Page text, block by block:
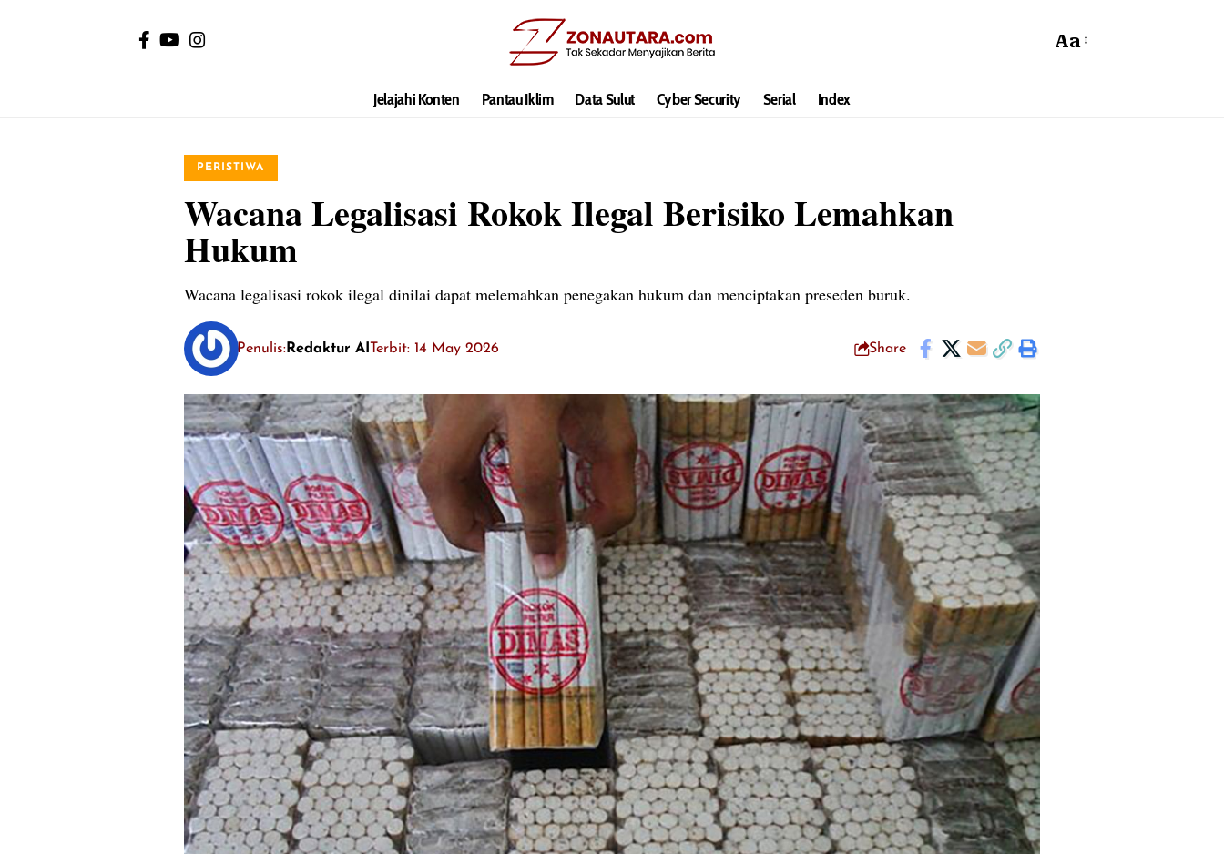
Aa
Jelajahi Konten Pantau Iklim Data Sulut Cyber Security Serial Index
PERISTIWA
Wacana Legalisasi Rokok Ilegal Berisiko Lemahkan
Hukum
Wacana legalisasi rokok ilegal dinilai dapat melemahkan penegakan hukum dan menciptakan preseden buruk.
Penulis:Redaktur AI Terbit: 14 May 2026 Share